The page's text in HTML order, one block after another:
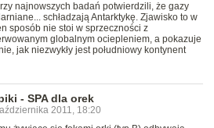
najnowszych badań potwierdzili, że gazy
schładzają Antarktykę. Zjawisko to w
sposób nie stoi w sprzeczności z
globalnym ociepleniem, a pokazuje
jak niezwykły jest południowy kontynent
- SPA dla orek
2011, 18:20